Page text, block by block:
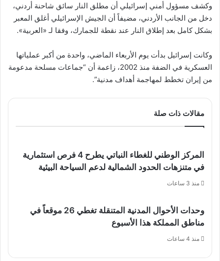
وكشف مسؤول أمني إسرائيلي أن مطلق النار سائق شاحنة أردني،
دخل من الجانب الأردني، مضيفاً أن الجيش الإسرائيلي أغلق المعبر
بشكل كامل بعد إطلاق النار عند نقطة للجمارك، وفقا لـ «العربية».
وكانت إسرائيل بدأت يوم الأربعاء الماضي، واحدة من أكبر عملياتها
العسكرية في الضفة منذ 2002، زاعمة أن “جماعات مسلحة مدعومة
من إيران تخطط لمهاجمة أهداف مدنية”.
مقالات ذات صلة
المركز الوطني للغطاء النباتي يطرح 4 فرص استثمارية
في متنزهات الحدود الشمالية لدعم السياحة البيئية
منذ 3 ساعات
وحدات الأحوال المدنية المتنقلة تغطي 26 موقعاً في
مناطق المملكة هذا الأسبوع
منذ 4 ساعات